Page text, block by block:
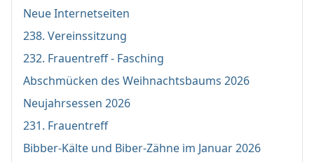
Neue Internetseiten
238. Vereinssitzung
232. Frauentreff - Fasching
Abschmücken des Weihnachtsbaums 2026
Neujahrsessen 2026
231. Frauentreff
Bibber-Kälte und Biber-Zähne im Januar 2026